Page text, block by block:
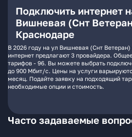
Подключить интернет
Вишневая (Снт
Краснодаре
В 2026 году на ул Вишневая (Снт
интернет предлагают 3 провайдера.
тарифов - 96. Вы можете выбрать
до 900 Мбит/с. Цены на услуги
месяц. Подайте заявку на подходящий
необходимые опции и стоимость.
Часто задаваемые